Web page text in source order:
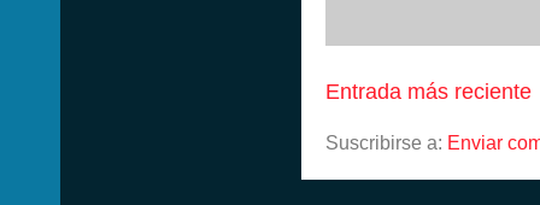
Entrada más reciente
Suscribirse a: Enviar